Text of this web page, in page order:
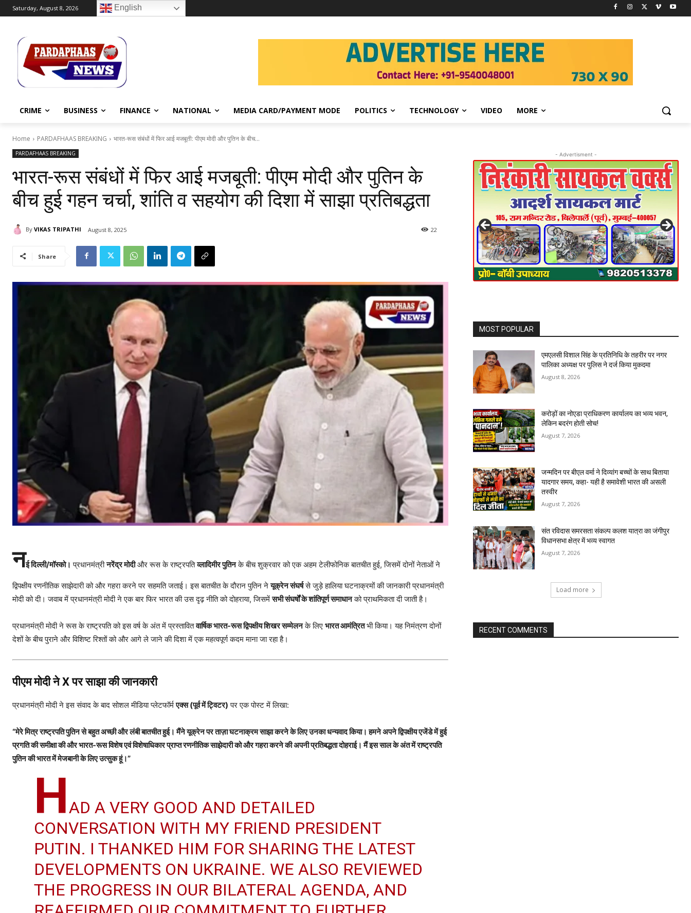
Saturday, August 8, 2026 English
CRIME BUSINESS FINANCE NATIONAL MEDIA CARD/PAYMENT MODE POLITICS TECHNOLOGY VIDEO MORE
Home PARDAFHAAS BREAKING भारत-रूस संबंधों में फिर आई मजबूती: पीएम मोदी और पुतिन के बीच...
PARDAFHAAS BREAKING
भारत-रूस संबंधों में फिर आई मजबूती: पीएम मोदी और पुतिन के
बीच हुई गहन चर्चा, शांति व सहयोग की दिशा में साझा प्रतिबद्धता
By VIKAS TRIPATHI August 8, 2025 22
Share
नई दिल्ली/मॉस्को। प्रधानमंत्रीनरेंद्र मोदीऔर रूस के राष्ट्रपतिव्लादिमीर पुतिनके बीच शुक्रवार को एक अहम टेलीफोनिक बातचीत हुई, जिसमें दोनों नेताओं ने
द्विपक्षीय रणनीतिक साझेदारी को और गहरा करने पर सहमति जताई। इस बातचीत के दौरान पुतिन नेयूक्रेन संघर्षसे जुड़े हालिया घटनाक्रमों की जानकारी प्रधानमंत्री
मोदी को दी। जवाब में प्रधानमंत्री मोदी ने एक बार फिर भारत की उस दृढ़ नीति को दोहराया, जिसमेंसभी संघर्षों के शांतिपूर्ण समाधानको प्राथमिकता दी जाती है।
प्रधानमंत्री मोदी ने रूस के राष्ट्रपति को इस वर्ष के अंत में प्रस्तावितवार्षिक भारत-रूस द्विपक्षीय शिखर सम्मेलनके लिए भारत आमंत्रितभी किया। यह निमंत्रण दोनों
देशों के बीच पुराने और विशिष्ट रिश्तों को और आगे ले जाने की दिशा में एक महत्वपूर्ण कदम माना जा रहा है।
पीएम मोदी ने X पर साझा की जानकारी
प्रधानमंत्री मोदी ने इस संवाद के बाद सोशल मीडिया प्लेटफॉर्मएक्स (पूर्व में ट्विटर) पर एक पोस्ट में लिखा:
“मेरे मित्र राष्ट्रपति पुतिन से बहुत अच्छी और लंबी बातचीत हुई। मैंने यूक्रेन पर ताज़ा घटनाक्रम साझा करने के लिए उनका धन्यवाद किया। हमने अपने द्विपक्षीय एजेंडे में हुई
प्रगति की समीक्षा की और भारत-रूस विशेष एवं विशेषाधिकार प्राप्त रणनीतिक साझेदारी को और गहरा करने की अपनी प्रतिबद्धता दोहराई। मैं इस साल के अंत में राष्ट्रपति
पुतिन की भारत में मेजबानी के लिए उत्सुक हूं।”
HAD A VERY GOOD AND DETAILED
CONVERSATION WITH MY FRIEND PRESIDENT
PUTIN. I THANKED HIM FOR SHARING THE LATEST
DEVELOPMENTS ON UKRAINE. WE ALSO REVIEWED
THE PROGRESS IN OUR BILATERAL AGENDA, AND
- Advertisment -
MOST POPULAR
एमएलसी विशाल सिंह के प्रतिनिधि के तहरीर पर नगर
पालिका अध्यक्ष पर पुलिस ने दर्ज किया मुकदमा
August 8, 2026
करोड़ों का नोएडा प्राधिकरण कार्यालय का भव्य भवन,
लेकिन बदरंग होती सोच!
August 7, 2026
जन्मदिन पर बीएल वर्मा ने दिव्यांग बच्चों के साथ बिताया
यादगार समय, कहा- यही है समावेशी भारत की असली
तस्वीर
August 7, 2026
संत रविदास समरसता संकल्प कलश यात्रा का जंगीपुर
विधानसभा क्षेत्र में भव्य स्वागत
August 7, 2026
Load more
RECENT COMMENTS